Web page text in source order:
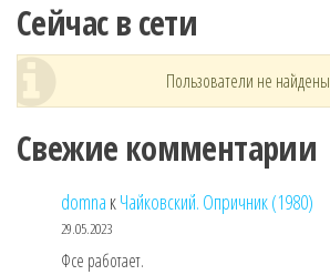
Сейчас в сети
Пользователи не найдены
Свежие комментарии
domna кЧайковский. Опричник (1980)
29.05.2023
Фсе работает.